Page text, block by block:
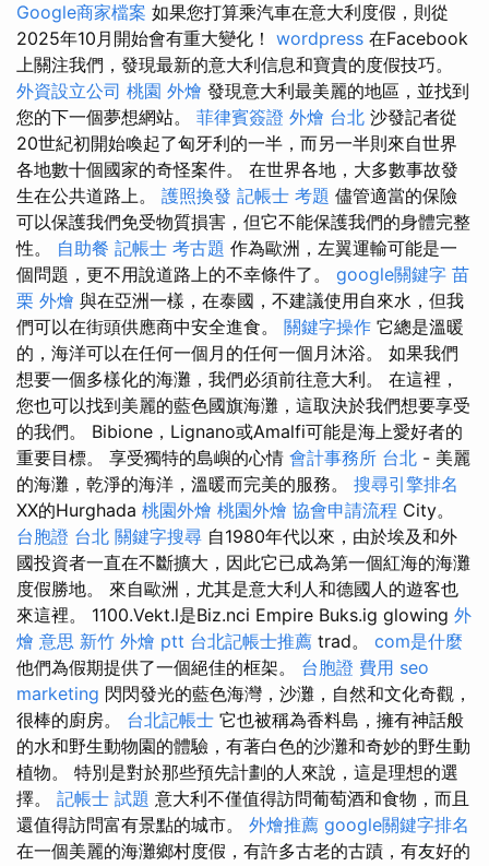
Google商家檔案 如果您打算乘汽車在意大利度假，則從
2025年10月開始會有重大變化！ wordpress 在Facebook
上關注我們，發現最新的意大利信息和寶貴的度假技巧。
外資設立公司 桃園 外燴 發現意大利最美麗的地區，並找到
您的下一個夢想網站。 菲律賓簽證 外燴 台北 沙發記者從
20世紀初開始喚起了匈牙利的一半，而另一半則來自世界
各地數十個國家的奇怪案件。 在世界各地，大多數事故發
生在公共道路上。 護照換發 記帳士 考題 儘管適當的保險
可以保護我們免受物質損害，但它不能保護我們的身體完整
性。 自助餐 記帳士 考古題 作為歐洲，左翼運輸可能是一
個問題，更不用說道路上的不幸條件了。 google關鍵字 苗
栗 外燴 與在亞洲一樣，在泰國，不建議使用自來水，但我
們可以在街頭供應商中安全進食。 關鍵字操作 它總是溫暖
的，海洋可以在任何一個月的任何一個月沐浴。 如果我們
想要一個多樣化的海灘，我們必須前往意大利。 在這裡，
您也可以找到美麗的藍色國旗海灘，這取決於我們想要享受
的我們。 Bibion​​​​e，Lignano或Amalfi可能是海上愛好者的
重要目標。 享受獨特的島嶼的心情 會計事務所 台北 - 美麗
的海灘，乾淨的海洋，溫暖而完美的服務。 搜尋引擎排名
XX的Hurghada 桃園外燴 桃園外燴 協會申請流程 City。
台胞證 台北 關鍵字搜尋 自1980年代以來，由於埃及和外
國投資者一直在不斷擴大，因此它已成為第一個紅海的海灘
度假勝地。 來自歐洲，尤其是意大利人和德國人的遊客也
來這裡。 1100.Vekt.l是Biz.nci Empire Buks.ig glowing 外
燴 意思 新竹 外燴 ptt 台北記帳士推薦 trad。 com是什麼
他們為假期提供了一個絕佳的框架。 台胞證 費用 seo
marketing 閃閃發光的藍色海灣，沙灘，自然和文化奇觀，
很棒的廚房。 台北記帳士 它也被稱為香料島，擁有神話般
的水和野生動物園的體驗，有著白色的沙灘和奇妙的野生動
植物。 特別是對於那些預先計劃的人來說，這是理想的選
擇。 記帳士 試題 意大利不僅值得訪問葡萄酒和食物，而且
還值得訪問富有景點的城市。 外燴推薦 google關鍵字排名
在一個美麗的海灘鄉村度假，有許多古老的古蹟，有友好的